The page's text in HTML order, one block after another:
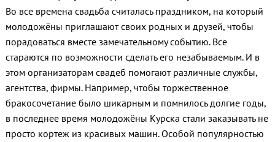
Во все времена свадьба считалась праздником, на который
молодожёны приглашают своих родных и друзей, чтобы
порадоваться вместе замечательному событию. Все
стараются по возможности сделать его незабываемым. И в
этом организаторам свадеб помогают различные службы,
агентства, фирмы. Например, чтобы торжественное
бракосочетание было шикарным и помнилось долгие годы,
в последнее время молодожёны Курска стали заказывать не
просто кортеж из красивых машин. Особой популярностью